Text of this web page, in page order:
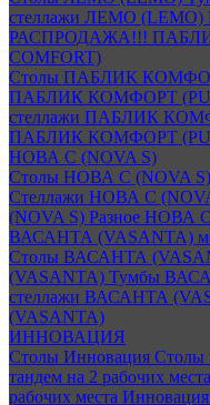
стеллажи ЛЕМО (LEMO)
РАСПРОДАЖА!!!
COMFORT)
Столы ПАБЛИК
ПАБЛИК КОМФОРТ
стеллажи ПАБЛИК
ПАБЛИК КОМФОРТ
НОВА С (NOVA S)
Столы НОВА С (NOVA S)
Стеллажи НОВА С
(NOVA S) Разное НОВА
ВАСАНТА (VASANTA)
Столы ВАСАНТА
(VASANTA) Тумбы
стеллажи ВАСАНТА
(VASANTA)
ИННОВАЦИЯ
Столы Инновация Столы
тандем на 2 рабочих
рабочих места Инновация